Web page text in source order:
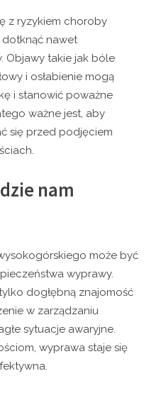
z ryzykiem choroby
nawet
Objawy takie jak bóle
i osłabienie mogą
i stanowić poważne
ważne jest, aby
się przed podjęciem
nam
może być
wyprawy.
dogłębną znajomość
w zarządzaniu
sytuacje awaryjne.
wyprawa staje się